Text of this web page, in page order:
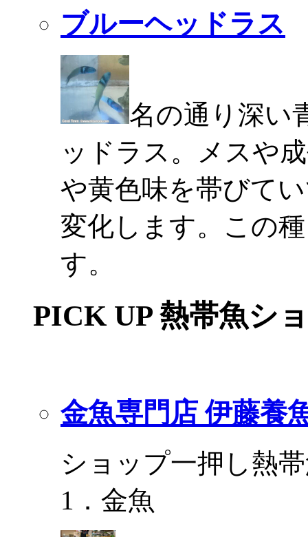
ブルーヘッドラス
名の通り深い
ッドラス。メスや
や黄色味を帯びて
変化します。この
す。
PICK UP 熱帯魚シ
金魚専門店 伊藤養
ショップ一押し熱
1．金魚